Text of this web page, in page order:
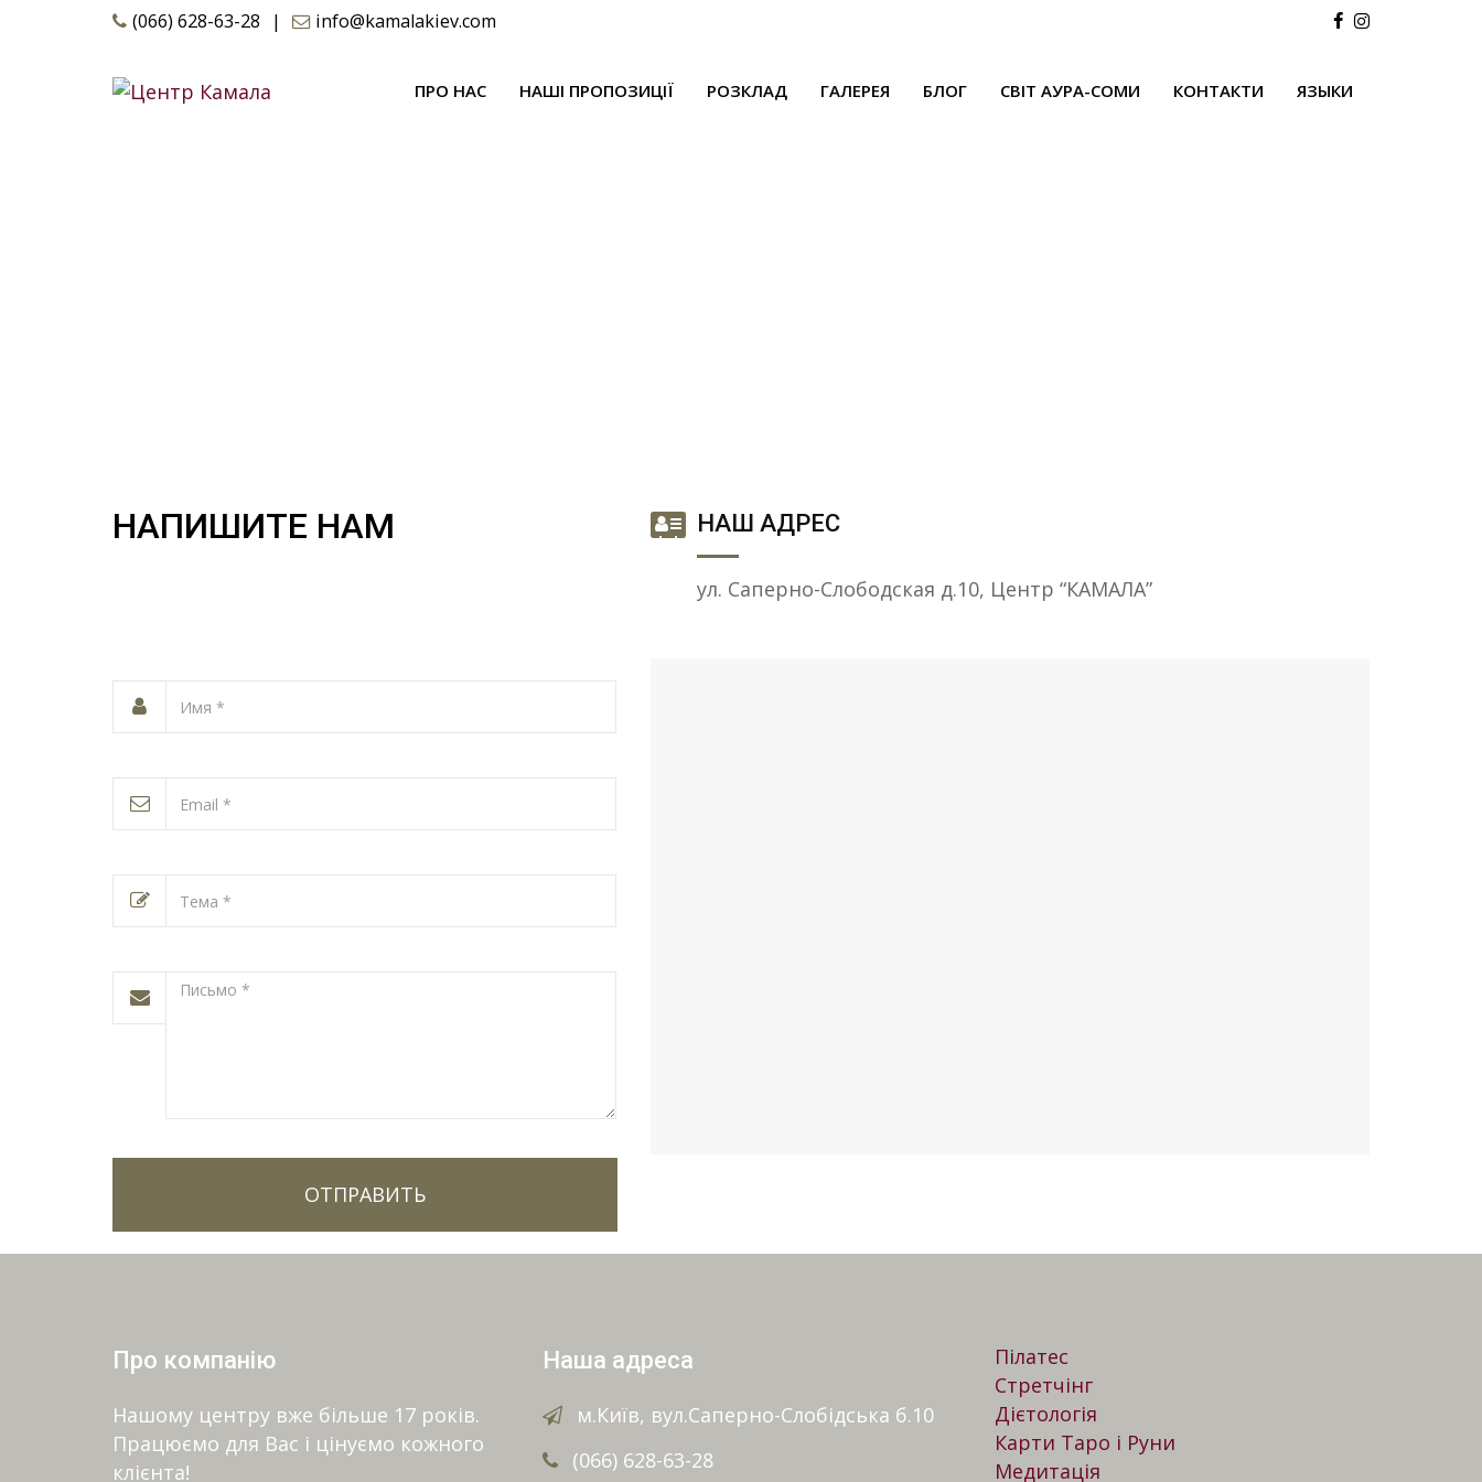
(066) 628-63-28 | info@kamalakiev.com
ПРО НАС НАШІ ПРОПОЗИЦІЇ РОЗКЛАД ГАЛЕРЕЯ БЛОГ СВІТ АУРА-СОМИ КОНТАКТИ ЯЗЫКИ
НАПИШИТЕ НАМ НАШ АДРЕС
ул. Саперно-Слободская д.10, Центр “КАМАЛА”
Про компанію
Нашому центру вже більше 17 років.
Працюємо для Вас і цінуємо кожного
клієнта!
Наша адреса
м.Київ, вул.Саперно-Слобідська б.10
(066) 628-63-28
Пілатес
Стретчінг
Дієтологія
Карти Таро і Руни
Медитація